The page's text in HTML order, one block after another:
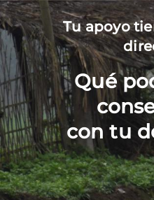
Imagen
Tu apoyo
Qué
con tu